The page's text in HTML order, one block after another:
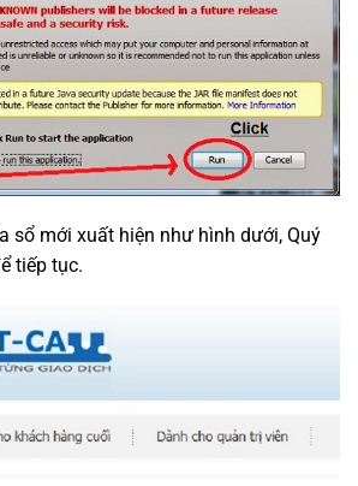
sổ mới xuất hiện như hình dưới, Quý
tiếp tục.